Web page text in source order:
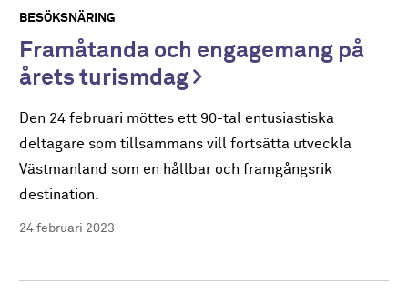
BESÖKSNÄRING
Framåtanda och engagemang på
årets turismdag
Den 24 februari möttes ett 90-tal entusiastiska
deltagare som tillsammans vill fortsätta utveckla
Västmanland som en hållbar och framgångsrik
destination.
24 februari 2023